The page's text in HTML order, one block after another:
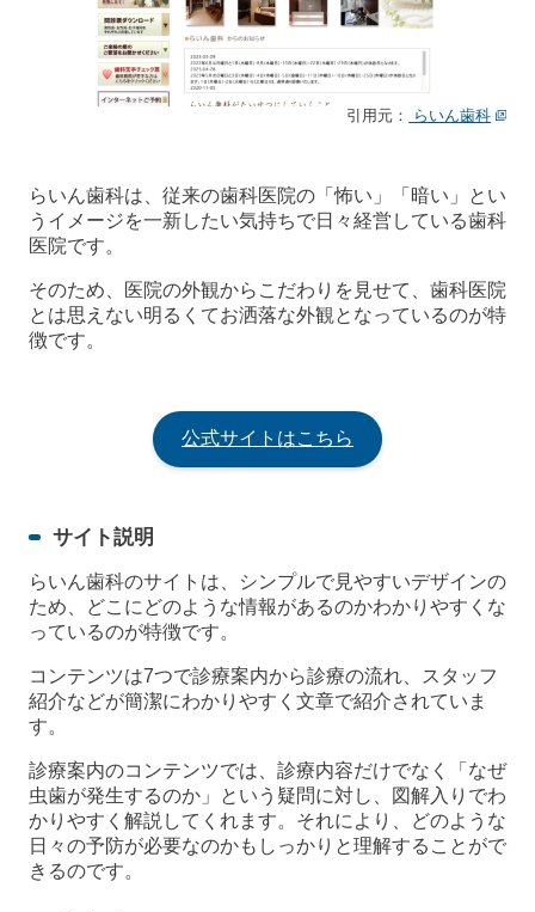
引用元： らいん歯科
らいん歯科は、従来の歯科医院の「怖い」「暗い」とい
うイメージを一新したい気持ちで日々経営している歯科
医院です。
そのため、医院の外観からこだわりを見せて、歯科医院
とは思えない明るくてお洒落な外観となっているのが特
徴です。
公式サイトはこちら
サイト説明
らいん歯科のサイトは、シンプルで見やすいデザインの
ため、どこにどのような情報があるのかわかりやすくな
っているのが特徴です。
コンテンツは7つで診療案内から診療の流れ、スタッフ
紹介などが簡潔にわかりやすく文章で紹介されていま
す。
診療案内のコンテンツでは、診療内容だけでなく「なぜ
虫歯が発生するのか」という疑問に対し、図解入りでわ
かりやすく解説してくれます。それにより、どのような
日々の予防が必要なのかもしっかりと理解することがで
きるのです。